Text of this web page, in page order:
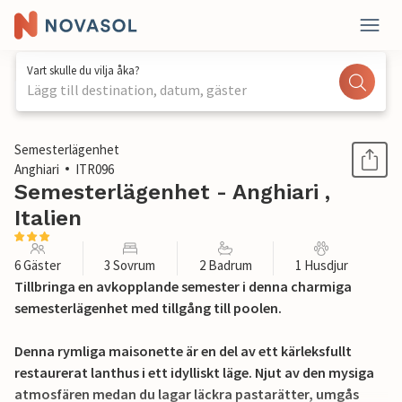
Vart skulle du vilja åka?
Lägg till destination, datum, gäster
1 / 23
Semesterlägenhet
Anghiari
ITR096
Semesterlägenhet - Anghiari ,
Italien
6 Gäster 3 Sovrum 2 Badrum 1 Husdjur
Tillbringa en avkopplande semester i denna charmiga
semesterlägenhet med tillgång till poolen.
Denna rymliga maisonette är en del av ett kärleksfullt
restaurerat lanthus i ett idylliskt läge. Njut av den mysiga
atmosfären medan du lagar läckra pastarätter, umgås